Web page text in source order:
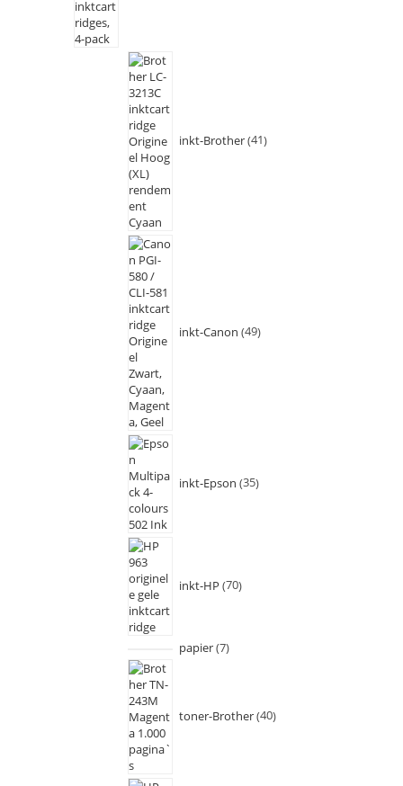
inkt-Brother 41
inkt-Canon 49
inkt-Epson 35
inkt-HP 70
papier 7
toner-Brother 40